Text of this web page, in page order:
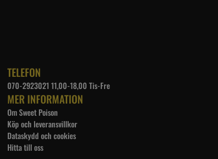
TELEFON
070-2923021 11,00-18,00 Tis-Fre
MER INFORMATION
Om Sweet Poison
Köp och leveransvillkor
Dataskydd och cookies
Hitta till oss